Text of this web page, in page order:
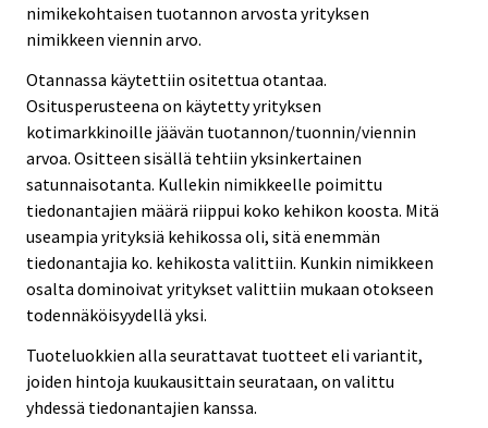
nimikekohtaisen tuotannon arvosta yrityksen
nimikkeen viennin arvo.
Otannassa käytettiin ositettua otantaa.
Ositusperusteena on käytetty yrityksen
kotimarkkinoille jäävän tuotannon/tuonnin/viennin
arvoa. Ositteen sisällä tehtiin yksinkertainen
satunnaisotanta. Kullekin nimikkeelle poimittu
tiedonantajien määrä riippui koko kehikon koosta. Mitä
useampia yrityksiä kehikossa oli, sitä enemmän
tiedonantajia ko. kehikosta valittiin. Kunkin nimikkeen
osalta dominoivat yritykset valittiin mukaan otokseen
todennäköisyydellä yksi.
Tuoteluokkien alla seurattavat tuotteet eli variantit,
joiden hintoja kuukausittain seurataan, on valittu
yhdessä tiedonantajien kanssa.